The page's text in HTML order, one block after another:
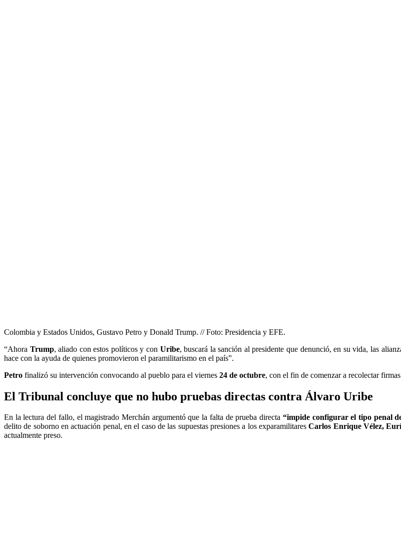
Colombia y Estados Unidos, Gustavo Petro y Donald Trump. // Foto: Presidencia y EFE.
“Ahora Trump, aliado con estos políticos y con Uribe, buscará la sanción al presidente que denunció, en su vida, las
hace con la ayuda de quienes promovieron el paramilitarismo en el país”.
Petro finalizó su intervención convocando al pueblo para el viernes 24 de octubre, con el fin de comenzar a recolectar
El Tribunal concluye que no hubo pruebas directas contra Álvaro Uribe
En la lectura del fallo, el magistrado Merchán argumentó que la falta de prueba directa “impide configurar el tipo penal
delito de soborno en actuación penal, en el caso de las supuestas presiones a los exparamilitaresCarlos Enrique Vélez,
actualmente preso.